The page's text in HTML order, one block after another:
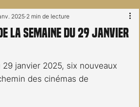
la semaine du 29 janvier
2025 2 min de lecture
janvier 2025, six nouveaux
des cinémas de